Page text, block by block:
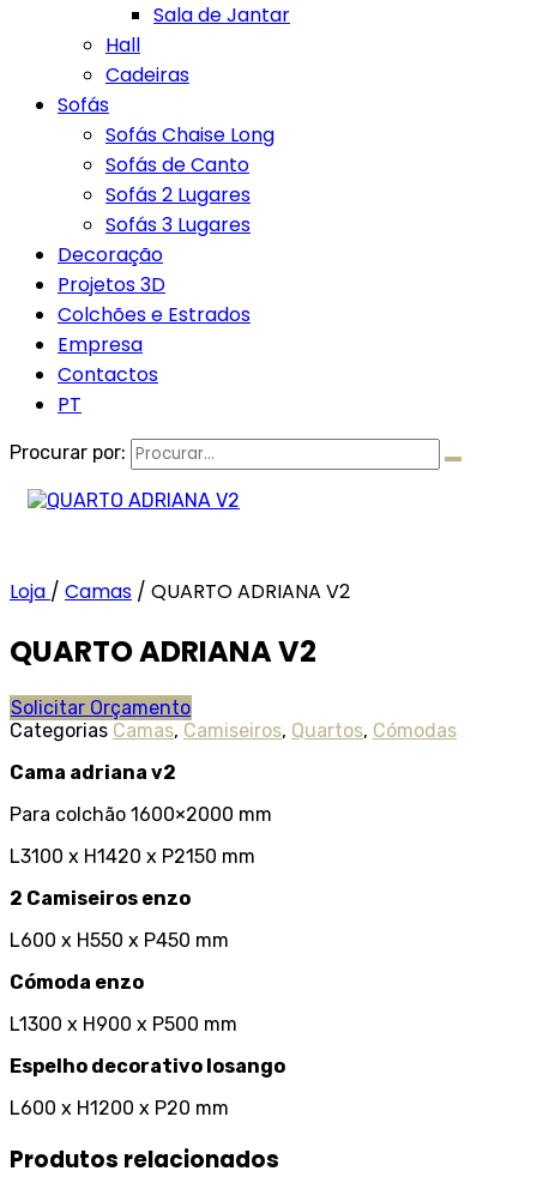
Sala de Jantar
Hall
Cadeiras
Sofás
Sofás Chaise Long
Sofás de Canto
Sofás 2 Lugares
Sofás 3 Lugares
Decoração
Projetos 3D
Colchões e Estrados
Empresa
Contactos
PT
Procurar por:
Loja / Camas / QUARTO ADRIANA V2
QUARTO ADRIANA V2
Solicitar Orçamento
Categorias Camas, Camiseiros, Quartos, Cómodas
Cama adriana v2
Para colchão 1600×2000 mm
L3100 x H1420 x P2150 mm
2 Camiseiros enzo
L600 x H550 x P450 mm
Cómoda enzo
L1300 x H900 x P500 mm
Espelho decorativo losango
L600 x H1200 x P20 mm
Produtos relacionados